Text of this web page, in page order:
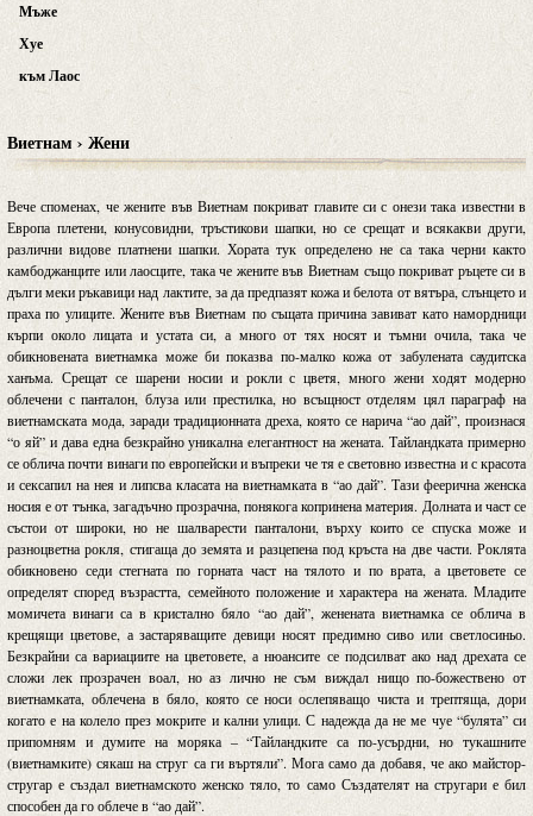
Мъже
Хуе
към Лаос
Виетнам › Жени
Вече споменах, че жените във Виетнам покриват главите си с онези така известни в
Европа плетени, конусовидни, тръстикови шапки, но се срещат и всякакви други,
различни видове платнени шапки. Хората тук определено не са така черни както
камбоджанците или лаосците, така че жените във Виетнам също покриват ръцете си в
дълги меки ръкавици над лактите, за да предпазят кожа и белота от вятъра, слънцето и
праха по улиците. Жените във Виетнам по същата причина завиват като намордници
кърпи около лицата и устата си, а много от тях носят и тъмни очила, така че
обикновената виетнамка може би показва по-малко кожа от забулената саудитска
ханъма. Срещат се шарени носии и рокли с цветя, много жени ходят модерно
облечени с панталон, блуза или престилка, но всъщност отделям цял параграф на
виетнамската мода, заради традиционната дреха, която се нарича “ао дай”, произнася
“о яй” и дава една безкрайно уникална елегантност на жената. Тайландката примерно
се облича почти винаги по европейски и въпреки че тя е световно известна и с красота
и сексапил на нея и липсва класата на виетнамката в “ао дай”. Тази феерична женска
носия е от тънка, загадъчно прозрачна, понякога копринена материя. Долната и част се
състои от широки, но не шалварести панталони, върху които се спуска може и
разноцветна рокля, стигаща до земята и разцепена под кръста на две части. Роклята
обикновено седи стегната по горната част на тялото и по врата, а цветовете се
определят според възрастта, семейното положение и характера на жената. Младите
момичета винаги са в кристално бяло “ао дай”, женената виетнамка се облича в
крещящи цветове, а застаряващите девици носят предимно сиво или светлосиньо.
Безкрайни са вариациите на цветовете, а нюансите се подсилват ако над дрехата се
сложи лек прозрачен воал, но аз лично не съм виждал нищо по-божествено от
виетнамката, облечена в бяло, която се носи ослепяващо чиста и трептяща, дори
когато е на колело през мокрите и кални улици. С надежда да не ме чуе “булята” си
припомням и думите на моряка – “Тайландките са по-усърдни, но тукашните
(виетнамките) сякаш на струг са ги въртяли”. Мога само да добавя, че ако майстор-
стругар е създал виетнамското женско тяло, то само Създателят на стругари е бил
способен да го облече в “ао дай”.